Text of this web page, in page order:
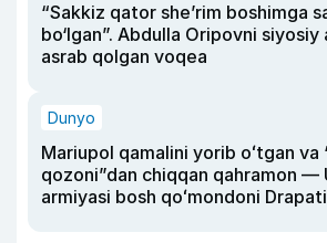
“Sakkiz qator she’rim boshimga
bo‘lgan”. Abdulla Oripovni
asrab qolgan voqea
Dunyo
Mariupol qamalini yorib oʻtgan va
qozoni”dan chiqqan qahramon —
armiyasi bosh qoʻmondoni